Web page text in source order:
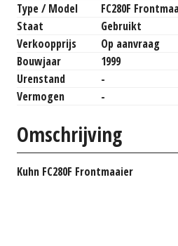
Type / Model
FC280F
Staat
Gebruikt
Verkoopprijs
Op aanvraag
Bouwjaar
1999
Urenstand
-
Vermogen
-
Omschrijving
Kuhn FC280F Frontmaaier